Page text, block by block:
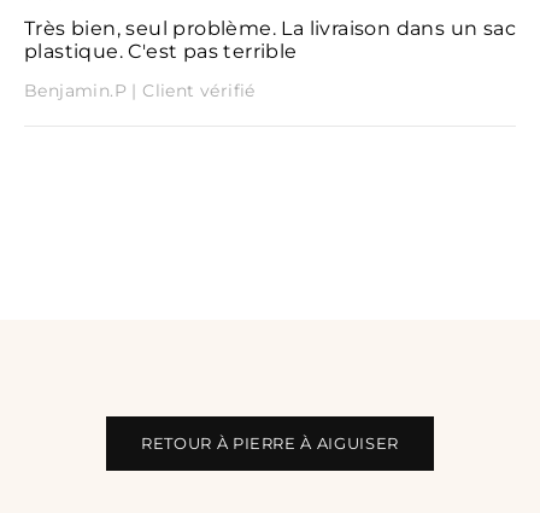
Très bien, seul problème. La livraison dans un sac
plastique. C'est pas terrible
Benjamin.P | Client vérifié
RETOUR À PIERRE À AIGUISER